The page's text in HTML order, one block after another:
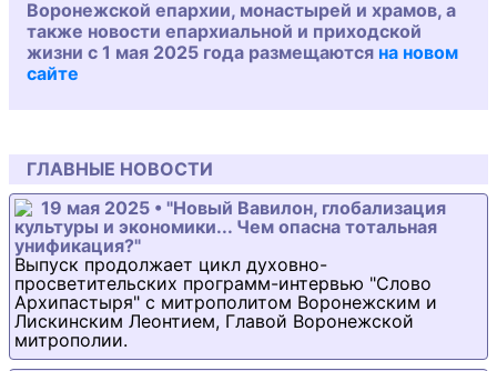
Воронежской епархии, монастырей и храмов, а
также новости епархиальной и приходской
жизни с 1 мая 2025 года размещаются на новом
сайте
ГЛАВНЫЕ НОВОСТИ
19 мая 2025 • "Новый Вавилон, глобализация
культуры и экономики... Чем опасна тотальная
унификация?"
Выпуск продолжает цикл духовно-
просветительских программ-интервью "Слово
Архипастыря" с митрополитом Воронежским и
Лискинским Леонтием, Главой Воронежской
митрополии.